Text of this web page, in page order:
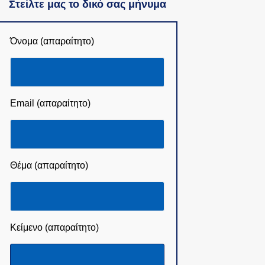
Στείλτε μας το δικό σας μήνυμα
Όνομα (απαραίτητο)
Email (απαραίτητο)
Θέμα (απαραίτητο)
Κείμενο (απαραίτητο)